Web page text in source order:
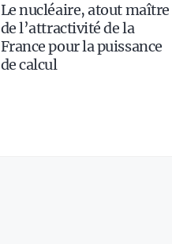
Le nucléaire, atout maître
de l’attractivité de la
France pour la puissance
de calcul